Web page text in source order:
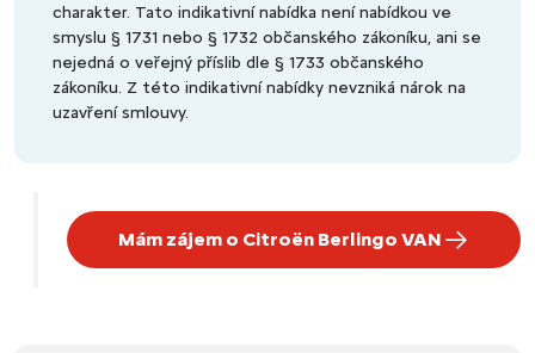
charakter. Tato indikativní nabídka není nabídkou ve
smyslu § 1731 nebo § 1732 občanského zákoníku, ani se
nejedná o veřejný příslib dle § 1733 občanského
zákoníku. Z této indikativní nabídky nevzniká nárok na
uzavření smlouvy.
Mám zájem o Citroën Berlingo VAN